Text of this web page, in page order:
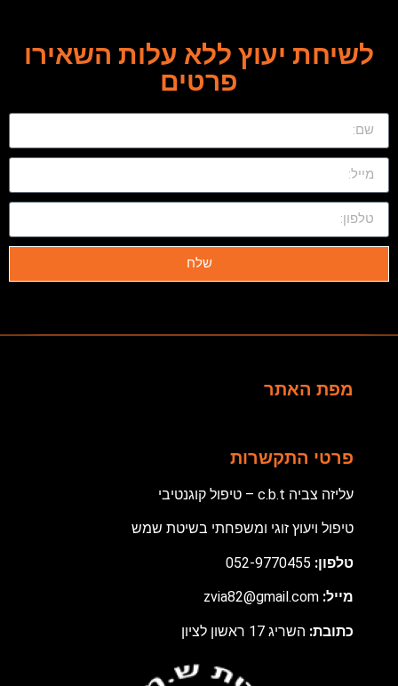
לשיחת יעוץ ללא עלות השאירו
פרטים
שלח
מפת האתר
פרטי התקשרות
עליזה צביה c.b.t – טיפול קוגנטיבי
טיפול ויעוץ זוגי ומשפחתי בשיטת שמש
טלפון:
מייל:
כתובת: השריג 17 ראשון לציון